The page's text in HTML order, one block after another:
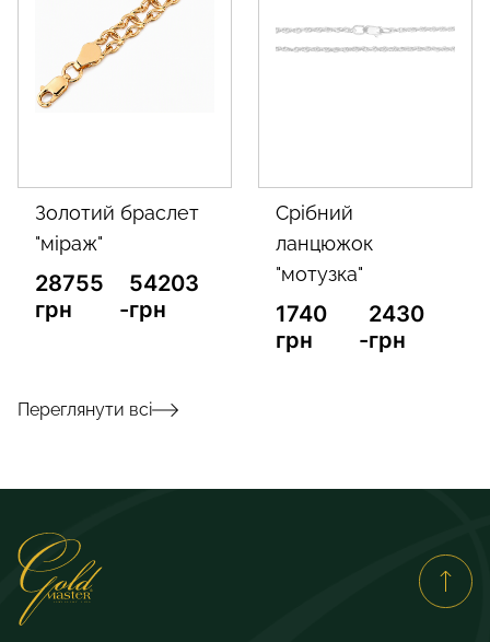
золотий браслет
"міраж"
28755
грн
-
54203
грн
срібний
ланцюжок
"мотузка"
1740
грн
-
2430
грн
Переглянути всі